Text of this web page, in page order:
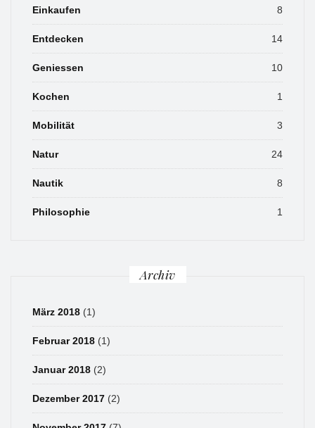
Einkaufen 8
Entdecken 14
Geniessen 10
Kochen 1
Mobilität 3
Natur 24
Nautik 8
Philosophie 1
Archiv
März 2018 (1)
Februar 2018 (1)
Januar 2018 (2)
Dezember 2017 (2)